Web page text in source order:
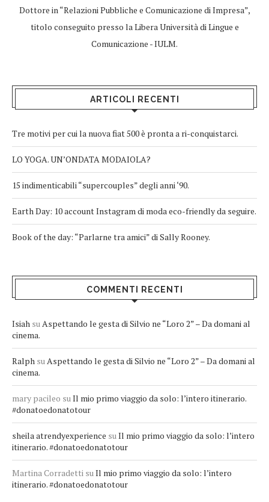
Dottore in “Relazioni Pubbliche e Comunicazione di Impresa”,
titolo conseguito presso la Libera Università di Lingue e
Comunicazione - IULM.
ARTICOLI RECENTI
Tre motivi per cui la nuova fiat 500 è pronta a ri-conquistarci.
LO YOGA. UN’ONDATA MODAIOLA?
15 indimenticabili “supercouples” degli anni ‘90.
Earth Day: 10 account Instagram di moda eco-friendly da seguire.
Book of the day: “Parlarne tra amici” di Sally Rooney.
COMMENTI RECENTI
Isiah suAspettando le gesta di Silvio ne “Loro 2” – Da domani al
cinema.
Ralph suAspettando le gesta di Silvio ne “Loro 2” – Da domani al
cinema.
mary pacileo suIl mio primo viaggio da solo: l’intero itinerario.
#donatoedonatotour
sheila atrendyexperience suIl mio primo viaggio da solo: l’intero
itinerario. #donatoedonatotour
Martina Corradetti suIl mio primo viaggio da solo: l’intero
itinerario. #donatoedonatotour